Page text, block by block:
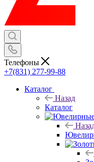
Телефоны
+7(831) 277-99-88
Каталог
Назад
Каталог